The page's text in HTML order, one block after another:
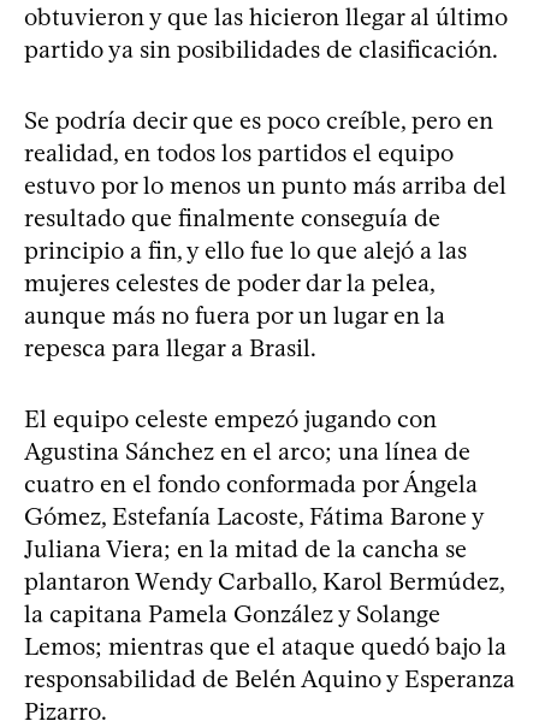
obtuvieron y que las hicieron llegar al último
partido ya sin posibilidades de clasificación.
Se podría decir que es poco creíble, pero en
realidad, en todos los partidos el equipo
estuvo por lo menos un punto más arriba del
resultado que finalmente conseguía de
principio a fin, y ello fue lo que alejó a las
mujeres celestes de poder dar la pelea,
aunque más no fuera por un lugar en la
repesca para llegar a Brasil.
El equipo celeste empezó jugando con
Agustina Sánchez en el arco; una línea de
cuatro en el fondo conformada por Ángela
Gómez, Estefanía Lacoste, Fátima Barone y
Juliana Viera; en la mitad de la cancha se
plantaron Wendy Carballo, Karol Bermúdez,
la capitana Pamela González y Solange
Lemos; mientras que el ataque quedó bajo la
responsabilidad de Belén Aquino y Esperanza
Pizarro.